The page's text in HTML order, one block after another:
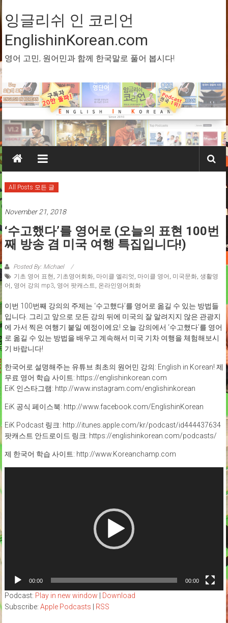
Skip
to
content
잉글리쉬 인 코리언
EnglishinKorean.com
영어 고민, 원어민과 함께 한국말로 풀어 봅시다!
All Posts 모든 글
November 21, 2018
‘수고했다’를 영어로 (오늘의 표현 100번
째 방송 겸 미국 여행 특집입니다!)
Posted By: Michael
기초 영어 표현 , 기초영어회화, 마이클 엘리엇 , 마이클 영어 , 미국문화, 생활영
어 , 영어 강의 mp3, 영어 팟캐스트, 온라인영어회화
이번 100번째 강의의 주제는 ‘수고했다’를 영어로 옮길 수 있는 방법들
입니다. 그리고 앞으로 모든 강의 뒤에 미국의 잘 알려지지 않은 관광지
에 가서 찍은 여행기 붙일 예정이에요! 오늘 강의에서 ‘수고했다’를 영어
로 옮길 수 있는 방법을 배우고 계속해서 미국 기차 여행을 체험해보시
기 바랍니다!
한국어로 설명해주는 유튜브 최초의 원어민 강의: English in Korean! 제
무료 영어 학습 사이트: https://englishinkorean.com
EiK 인스타그램: http://www.instagram.com/englishinkorean
EiK 공식 페이스북: http://www.facebook.com/EnglishinKorean
EiK Podcast 링크: http://itunes.apple.com/kr/podcast/id444437634
팟캐스트 안드로이드 링크: https://englishinkorean.com/podcasts/
제 한국어 학습 사이트: http://www.Koreanchamp.com
00:00 00:00
Podcast: Play in new window
Download
Subscribe: Apple Podcasts RSS